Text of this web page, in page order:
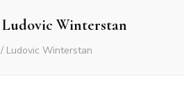
Ludovic Winterstan
/ Ludovic Winterstan